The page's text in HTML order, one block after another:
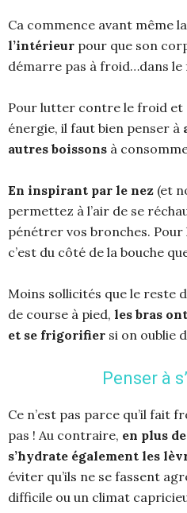
Ca commence avant même
l’intérieur pour que son
démarre pas à froid…dans le
Pour lutter contre le froid et
énergie, il faut bien penser à
autres boissons à
En inspirant par le nez (et
permettez à l’air de se
pénétrer vos bronches. Pour
c’est du côté de la bouche
Moins sollicités que le reste
de course à pied, les bras
et se frigorifier si on oublie
Penser à
Ce n’est pas parce qu’il fait
pas ! Au contraire, en plus
s’hydrate également les
éviter qu’ils ne se fassent
difficile ou un climat